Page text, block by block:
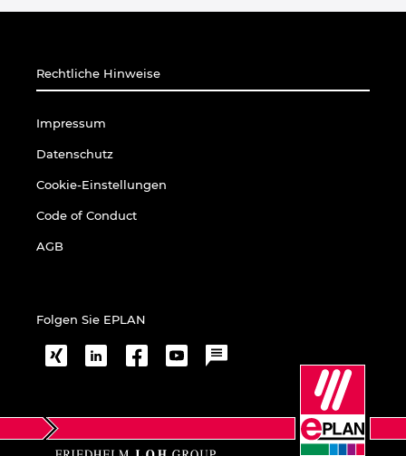
Rechtliche Hinweise
Impressum
Datenschutz
Cookie-Einstellungen
Code of Conduct
AGB
Folgen Sie EPLAN